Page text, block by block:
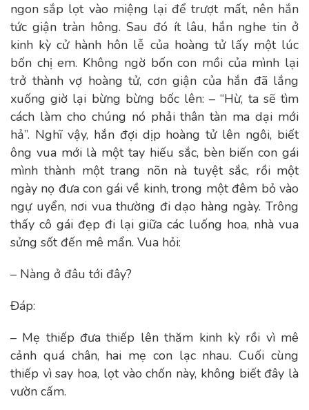
ngon sắp lọt vào miệng lại để trượt mất, nên hắn
tức giận tràn hông. Sau đó ít lâu, hắn nghe tin ở
kinh kỳ cử hành hôn lễ của hoàng tử lấy một lúc
bốn chị em. Không ngờ bốn con mồi của mình lại
trở thành vợ hoàng tử, cơn giận của hắn đã lắng
xuống giờ lại bừng bừng bốc lên: – “Hừ, ta sẽ tìm
cách làm cho chúng nó phải thân tàn ma dại mới
hả”. Nghĩ vậy, hắn đợi dịp hoàng tử lên ngôi, biết
ông vua mới là một tay hiếu sắc, bèn biến con gái
mình thành một trang nõn nà tuyệt sắc, rồi một
ngày nọ đưa con gái về kinh, trong một đêm bỏ vào
ngự uyển, nơi vua thường đi dạo hàng ngày. Trông
thấy cô gái đẹp đi lại giữa các luống hoa, nhà vua
sửng sốt đến mê mẩn. Vua hỏi:
– Nàng ở đâu tới đây?
Đáp:
– Mẹ thiếp đưa thiếp lên thăm kinh kỳ rồi vì mê
cảnh quá chân, hai mẹ con lạc nhau. Cuối cùng
thiếp vì say hoa, lọt vào chốn này, không biết đây là
vườn cấm.